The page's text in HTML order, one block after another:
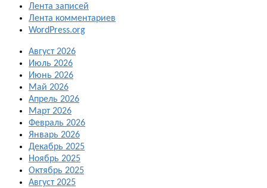
Лента записей
Лента комментариев
WordPress.org
Август 2026
Июль 2026
Июнь 2026
Май 2026
Апрель 2026
Март 2026
Февраль 2026
Январь 2026
Декабрь 2025
Ноябрь 2025
Октябрь 2025
Август 2025